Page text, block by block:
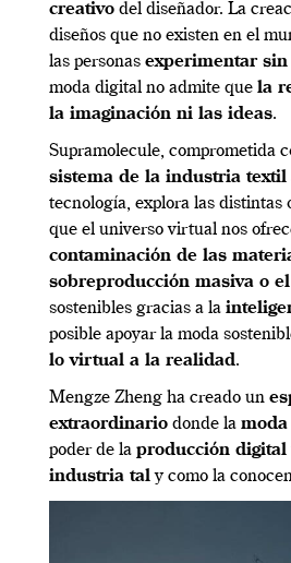
creativo del diseñador. La
diseños que no existen en el
las personas experimentar
moda digital no admite que la
la imaginación ni las ideas.
Supramolecule, comprometida
sistema de la industria textil
tecnología, explora las distintas
que el universo virtual nos
contaminación de las
sobreproducción masiva o
sostenibles gracias a la
posible apoyar la moda
lo virtual a la realidad.
Mengze Zheng ha creado un
extraordinario donde la
poder de la producción digital
industria taly como la